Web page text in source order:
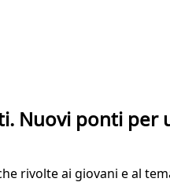
Nuovi ponti per
rivolte ai giovani e al